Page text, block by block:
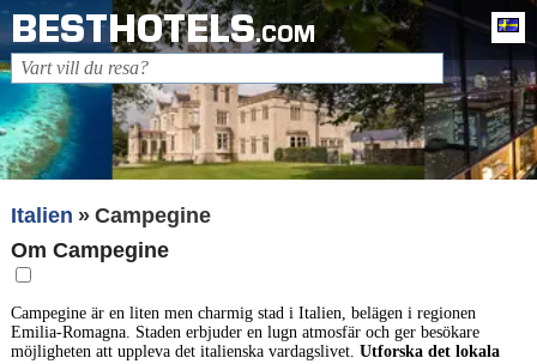
BESTHOTELS.COM
Italien
Campegine
Om Campegine
Campegine är en liten men charmig stad i Italien, belägen i regionen
Emilia-Romagna. Staden erbjuder en lugn atmosfär och ger besökare
möjligheten att uppleva det italienska vardagslivet. Utforska det lokala